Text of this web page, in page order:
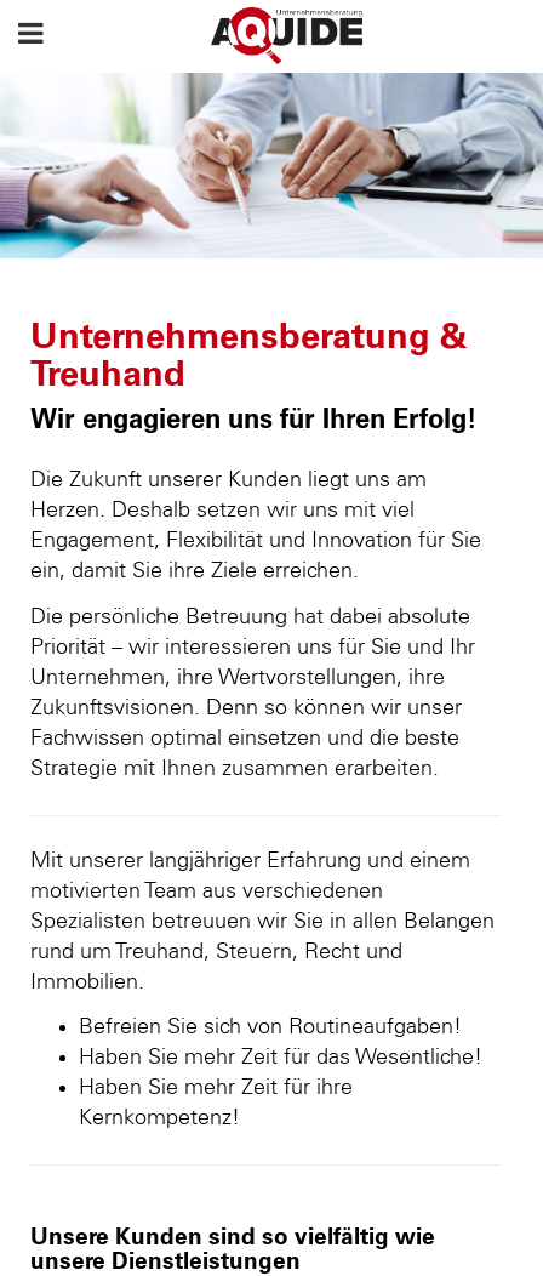
Unternehmensberatung &
Treuhand
Wir engagieren uns für Ihren Erfolg!
Die Zukunft unserer Kunden liegt uns am
Herzen. Deshalb setzen wir uns mit viel
Engagement, Flexibilität und Innovation für Sie
ein, damit Sie ihre Ziele erreichen.
Die persönliche Betreuung hat dabei absolute
Priorität – wir interessieren uns für Sie und Ihr
Unternehmen, ihre Wertvorstellungen, ihre
Zukunftsvisionen. Denn so können wir unser
Fachwissen optimal einsetzen und die beste
Strategie mit Ihnen zusammen erarbeiten.
Mit unserer langjähriger Erfahrung und einem
motivierten Team aus verschiedenen
Spezialisten betreuuen wir Sie in allen Belangen
rund um Treuhand, Steuern, Recht und
Immobilien.
Befreien Sie sich von Routineaufgaben!
Haben Sie mehr Zeit für das Wesentliche!
Haben Sie mehr Zeit für ihre
Kernkompetenz!
Unsere Kunden sind so vielfältig wie
unsere Dienstleistungen